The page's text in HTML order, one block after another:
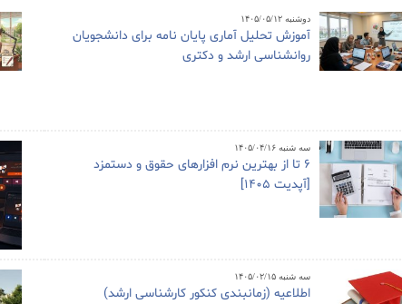
دوشنبه ۱۴۰۵/۰۵/۱۲
آموزش تحلیل آماری پایان نامه برای دانشجویان
روانشناسی ارشد و دکتری
سه شنبه ۱۴۰۵/۰۴/۱۶
6 تا از بهترین نرم افزارهای حقوق و دستمزد
[آپدیت 1405]
سه شنبه ۱۴۰۵/۰۲/۱۵
اطلاعیه (زمانبندی کنکور کارشناسی ارشد)